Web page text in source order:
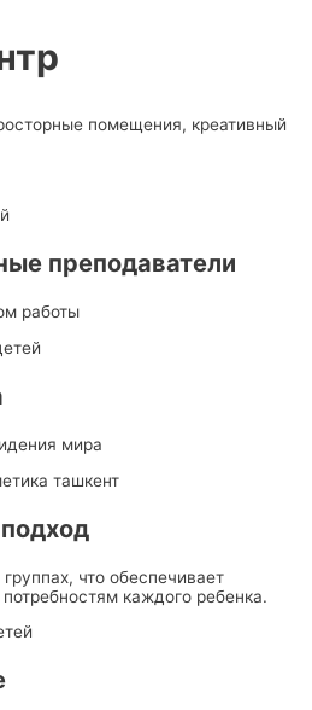
помещения, креативный
преподаватели
работы
мира
что обеспечивает
каждого ребенка.